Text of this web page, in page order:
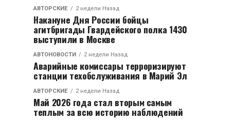
АВТОРСКИЕ 2 недели Назад
Накануне Дня России бойцы
агитбригады Гвардейского полка 1430
выступили в Москве
АВТОНОВОСТИ 2 недели Назад
Аварийные комиссары терроризируют
станции техобслуживания в Марий Эл
АВТОРСКИЕ 2 недели Назад
Май 2026 года стал вторым самым
теплым за всю историю наблюдений